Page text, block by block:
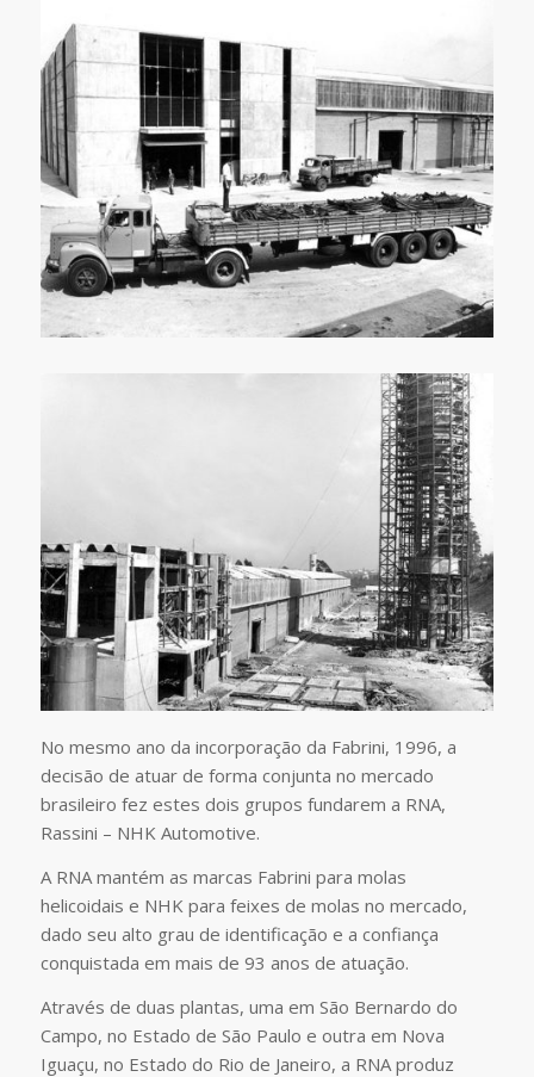
No mesmo ano da incorporação da Fabrini, 1996, a
decisão de atuar de forma conjunta no mercado
brasileiro fez estes dois grupos fundarem a RNA,
Rassini – NHK Automotive.
A RNA mantém as marcas Fabrini para molas
helicoidais e NHK para feixes de molas no mercado,
dado seu alto grau de identificação e a confiança
conquistada em mais de 93 anos de atuação.
Através de duas plantas, uma em São Bernardo do
Campo, no Estado de São Paulo e outra em Nova
Iguaçu, no Estado do Rio de Janeiro, a RNA produz